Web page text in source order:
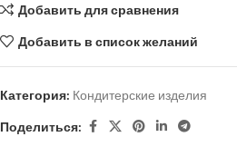
Добавить для сравнения
Добавить в список желаний
Категория: Кондитерские изделия
Поделиться: